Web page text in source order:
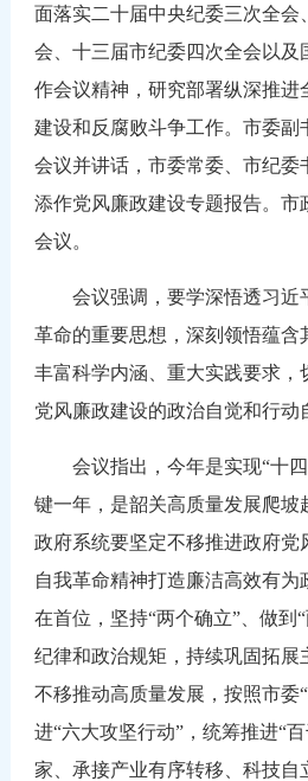
面落实二十届中央纪委三次全会
会、十三届市纪委四次全会以及
作会议精神，研究部署纵深推进
建设和反腐败斗争工作。市委副
会议并讲话，市委常委、市纪委
添作党风廉政建设专题报告。市
会议。
会议强调，要学深悟透习近
革命的重要思想，深刻领悟蕴含
丰富科学内涵、重大实践要求，
党风廉政建设的政治自觉和行动
会议指出，今年是实现“十四
键一年，是韶关高质量发展爬坡
政府系统要坚定不移推进政府党
自我革命精神打造廉洁高效有
在首位，坚持“两个确立”、做到
纪律和政治规矩，持续巩固拓展
不移推动高质量发展，按照市委
进“六大攻坚行动”，统筹推进“
家、承接产业有序转移、科技自